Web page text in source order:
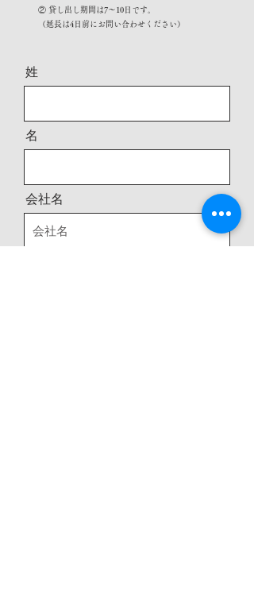
② 貸し出し期間は7～10日です。
（延長は4日前にお問い合わせください）
姓
名
会社名